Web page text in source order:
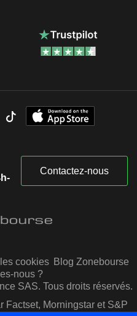
Contactez-nous
cookies Blog Zonebourse
nous ?
SAS. Tous droits réservés.
Factset, Morningstar et S&P